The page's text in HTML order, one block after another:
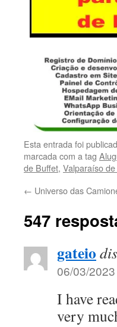
Esta entrada foi
marcada com a tag
de Buffet, Valparaíso
← Universo das
547
gateio
06/03/
I have
very